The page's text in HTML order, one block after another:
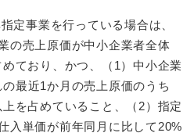
定事業を行っている場合は、
の売上原価が中小企業者全体
ており、かつ、（1）中小企業
最近1か月の売上原価のうち
を占めていること、（2）指定
入単価が前年同月に比して20%